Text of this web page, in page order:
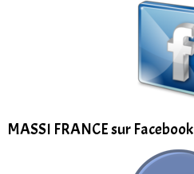
MASSI FRANCE sur Facebook